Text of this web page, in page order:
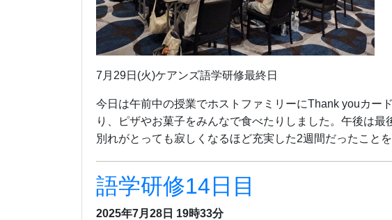
7月29日(火)ケアンズ語学研修最終日
今日は午前中の授業でホストファミリーにThank youカー
り、ピザやお菓子をみんなで食べたりしました。午後は
別れがとっても寂しくなるほど充実した2週間だったこと
語学研修14日目
2025年7月28日 19時33分